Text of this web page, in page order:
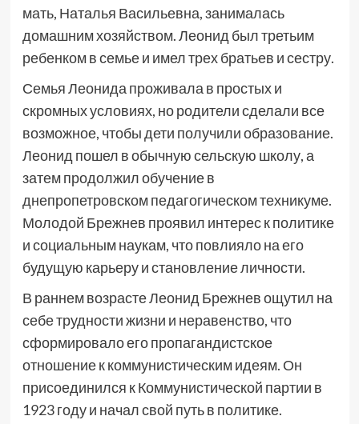
мать, Наталья Васильевна, занималась
домашним хозяйством. Леонид был третьим
ребенком в семье и имел трех братьев и сестру.
Семья Леонида проживала в простых и
скромных условиях, но родители сделали все
возможное, чтобы дети получили образование.
Леонид пошел в обычную сельскую школу, а
затем продолжил обучение в
днепропетровском педагогическом техникуме.
Молодой Брежнев проявил интерес к политике
и социальным наукам, что повлияло на его
будущую карьеру и становление личности.
В раннем возрасте Леонид Брежнев ощутил на
себе трудности жизни и неравенство, что
сформировало его пропагандистское
отношение к коммунистическим идеям. Он
присоединился к Коммунистической партии в
1923 году и начал свой путь в политике.